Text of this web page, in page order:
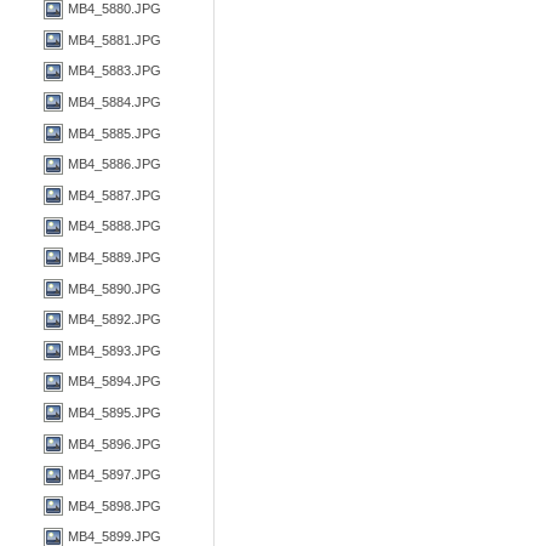
MB4_5880.JPG
MB4_5881.JPG
MB4_5883.JPG
MB4_5884.JPG
MB4_5885.JPG
MB4_5886.JPG
MB4_5887.JPG
MB4_5888.JPG
MB4_5889.JPG
MB4_5890.JPG
MB4_5892.JPG
MB4_5893.JPG
MB4_5894.JPG
MB4_5895.JPG
MB4_5896.JPG
MB4_5897.JPG
MB4_5898.JPG
MB4_5899.JPG